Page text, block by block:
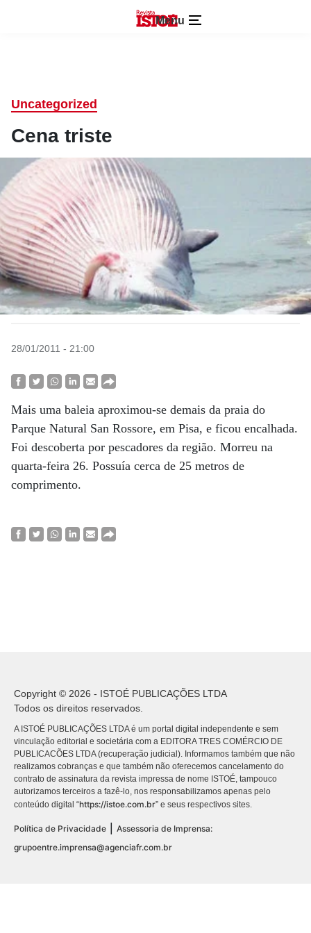
Menu
Uncategorized
Cena triste
28/01/2011 - 21:00
Mais uma baleia aproximou-se demais da praia do
Parque Natural San Rossore, em Pisa, e ficou encalhada.
Foi descoberta por pescadores da região. Morreu na
quarta-feira 26. Possuía cerca de 25 metros de
comprimento.
Copyright © 2026 - ISTOÉ PUBLICAÇÕES LTDA
Todos os direitos reservados.
A ISTOÉ PUBLICAÇÕES LTDA é um portal digital independente e sem
vinculação editorial e societária com a EDITORA TRES COMÉRCIO DE
PUBLICACÕES LTDA (recuperação judicial). Informamos também que não
realizamos cobranças e que também não oferecemos cancelamento do
contrato de assinatura da revista impressa de nome ISTOÉ, tampouco
autorizamos terceiros a fazê-lo, nos responsabilizamos apenas pelo
conteúdo digital “https://istoe.com.br” e seus respectivos sites.
Política de Privacidade
Assessoria de Imprensa:
grupoentre.imprensa@agenciafr.com.br